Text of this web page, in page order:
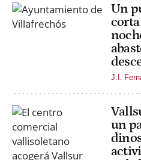
Un
corta
J.I.
un